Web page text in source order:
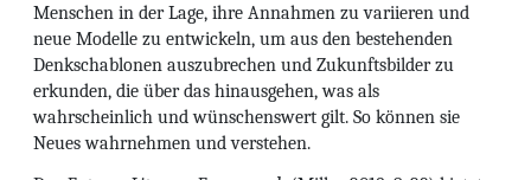
Menschen in der Lage, ihre Annahmen zu variieren und
neue Modelle zu entwickeln, um aus den bestehenden
Denkschablonen auszubrechen und Zukunftsbilder zu
erkunden, die über das hinausgehen, was als
wahrscheinlich und wünschenswert gilt. So können sie
Neues wahrnehmen und verstehen.